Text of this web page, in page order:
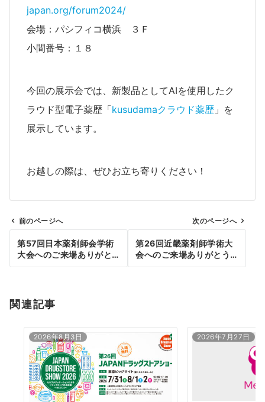
japan.org/forum2024/
会場：パシフィコ横浜 ３Ｆ
小間番号：１８
今回の展示会では、新製品としてAIを使用したク
ラウド型電子薬歴「kusudamaクラウド薬歴 」を
展示しています。
お越しの際は、ぜひお立ち寄りください！
投
稿
ゲ
前のページへ
第57回日本薬剤師会学術
大会へのご来場ありがと
うございました
次のページへ
第26回近畿薬剤師学術大
会へのご来場ありがとう
ございました
関連記事
2026年8月3日 2026年7月27日